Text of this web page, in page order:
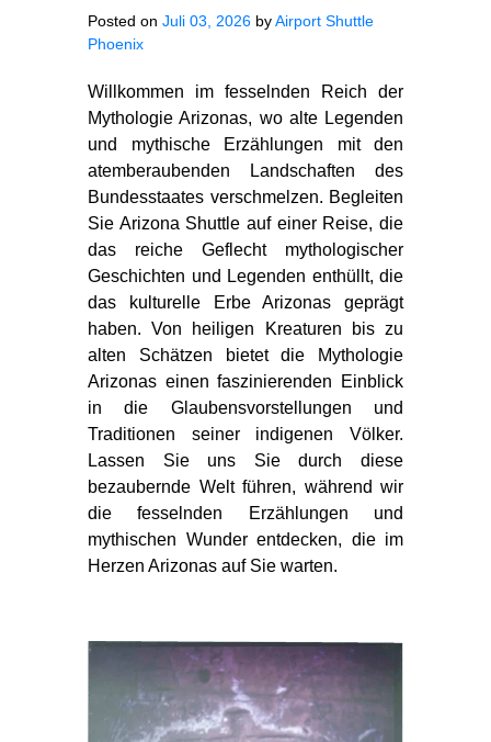
Posted on Juli 03, 2026 byAirport Shuttle
Phoenix
Willkommen im fesselnden Reich der
Mythologie Arizonas, wo alte Legenden
und mythische Erzählungen mit den
atemberaubenden Landschaften des
Bundesstaates verschmelzen. Begleiten
Sie Arizona Shuttle auf einer Reise, die
das reiche Geflecht mythologischer
Geschichten und Legenden enthüllt, die
das kulturelle Erbe Arizonas geprägt
haben. Von heiligen Kreaturen bis zu
alten Schätzen bietet die Mythologie
Arizonas einen faszinierenden Einblick
in die Glaubensvorstellungen und
Traditionen seiner indigenen Völker.
Lassen Sie uns Sie durch diese
bezaubernde Welt führen, während wir
die fesselnden Erzählungen und
mythischen Wunder entdecken, die im
Herzen Arizonas auf Sie warten.